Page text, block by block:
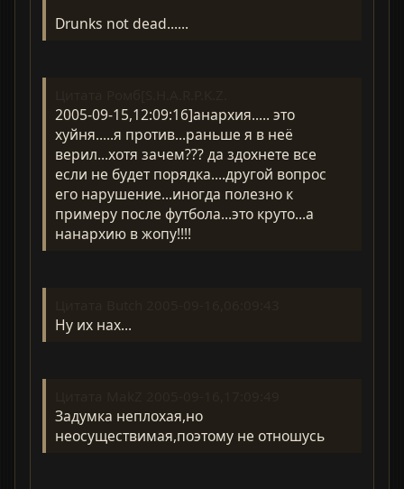
Drunks not dead......
2005-09-15,12:09:16]анархия..... это
хуйня.....я против...раньше я в неё
верил...хотя зачем??? да здохнете все
если не будет порядка....другой вопрос
его нарушение...иногда полезно к
примеру после футбола...это круто...а
нанархию в жопу!!!!
Ну их нах...
Задумка неплохая,но
неосуществимая,поэтому не отношусь